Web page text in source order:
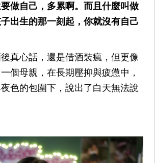
做自己，多累啊。而且什麼叫做
出生的那一刻起，你就沒有自己
真心話，還是借酒裝瘋，但更像
個母親，在長期壓抑與疲憊中，
色的包圍下，說出了白天無法說